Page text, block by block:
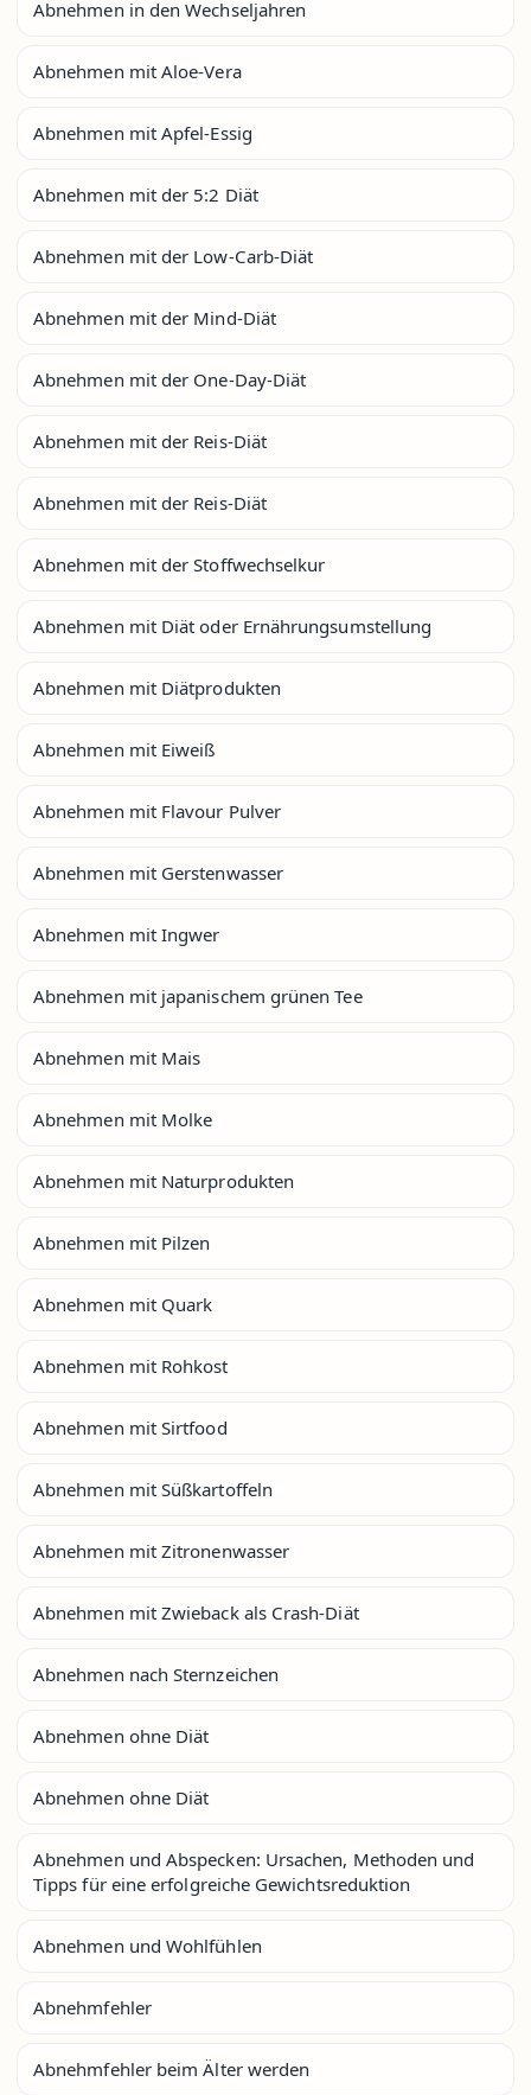
Abnehmen in den Wechseljahren
Abnehmen mit Aloe-Vera
Abnehmen mit Apfel-Essig
Abnehmen mit der 5:2 Diät
Abnehmen mit der Low-Carb-Diät
Abnehmen mit der Mind-Diät
Abnehmen mit der One-Day-Diät
Abnehmen mit der Reis-Diät
Abnehmen mit der Reis-Diät
Abnehmen mit der Stoffwechselkur
Abnehmen mit Diät oder Ernährungsumstellung
Abnehmen mit Diätprodukten
Abnehmen mit Eiweiß
Abnehmen mit Flavour Pulver
Abnehmen mit Gerstenwasser
Abnehmen mit Ingwer
Abnehmen mit japanischem grünen Tee
Abnehmen mit Mais
Abnehmen mit Molke
Abnehmen mit Naturprodukten
Abnehmen mit Pilzen
Abnehmen mit Quark
Abnehmen mit Rohkost
Abnehmen mit Sirtfood
Abnehmen mit Süßkartoffeln
Abnehmen mit Zitronenwasser
Abnehmen mit Zwieback als Crash-Diät
Abnehmen nach Sternzeichen
Abnehmen ohne Diät
Abnehmen ohne Diät
Abnehmen und Abspecken: Ursachen, Methoden und
Tipps für eine erfolgreiche Gewichtsreduktion
Abnehmen und Wohlfühlen
Abnehmfehler
Abnehmfehler beim Älter werden